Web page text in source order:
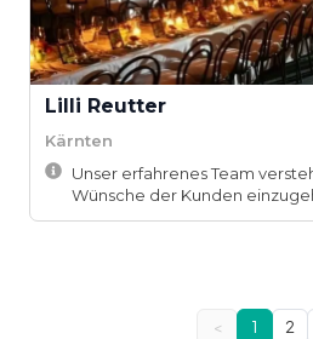
Lilli Reutter
Kärnten
Unser erfahrenes Team
Wünsche der Kunden
< 1 2